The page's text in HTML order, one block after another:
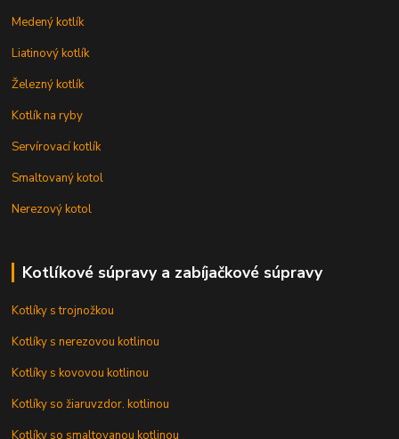
Medený kotlík
Liatinový kotlík
Železný kotlík
Kotlík na ryby
Servírovací kotlík
Smaltovaný kotol
Nerezový kotol
Kotlíkové súpravy a zabíjačkové súpravy
Kotlíky s trojnožkou
Kotlíky s nerezovou kotlinou
Kotlíky s kovovou kotlinou
Kotlíky so žiaruvzdor. kotlinou
Kotlíky so smaltovanou kotlinou